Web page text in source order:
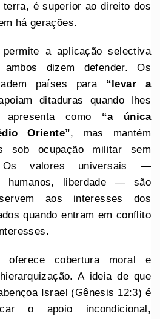
é superior ao direito dos
há gerações.
permite a aplicação selectiva
dizem defender. Os
países para “levar a
ditaduras quando lhes
como “a única
Oriente”, mas mantém
sob ocupação militar sem
Os valores universais —
humanos, liberdade — são
aos interesses dos
quando entram em conflito
oferece cobertura moral e
A ideia de que
Israel (Gênesis 12:3) é
o apoio incondicional,